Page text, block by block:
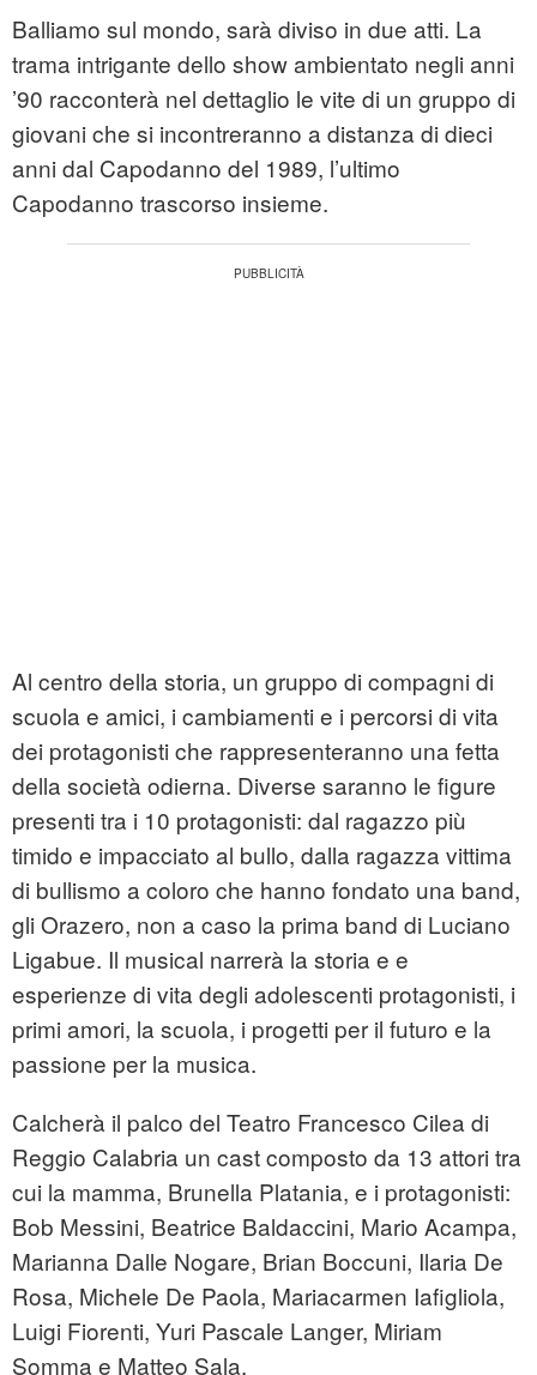
Balliamo sul mondo, sarà diviso in due atti. La
trama intrigante dello show ambientato negli anni
’90 racconterà nel dettaglio le vite di un gruppo di
giovani che si incontreranno a distanza di dieci
anni dal Capodanno del 1989, l’ultimo
Capodanno trascorso insieme.
Al centro della storia, un gruppo di compagni di
scuola e amici, i cambiamenti e i percorsi di vita
dei protagonisti che rappresenteranno una fetta
della società odierna. Diverse saranno le figure
presenti tra i 10 protagonisti: dal ragazzo più
timido e impacciato al bullo, dalla ragazza vittima
di bullismo a coloro che hanno fondato una band,
gli Orazero, non a caso la prima band di Luciano
Ligabue. Il musical narrerà la storia e e
esperienze di vita degli adolescenti protagonisti, i
primi amori, la scuola, i progetti per il futuro e la
passione per la musica.
Calcherà il palco del Teatro Francesco Cilea di
Reggio Calabria un cast composto da 13 attori tra
cui la mamma, Brunella Platania, e i protagonisti:
Bob Messini, Beatrice Baldaccini, Mario Acampa,
Marianna Dalle Nogare, Brian Boccuni, Ilaria De
Rosa, Michele De Paola, Mariacarmen Iafigliola,
Luigi Fiorenti, Yuri Pascale Langer, Miriam
Somma e Matteo Sala.